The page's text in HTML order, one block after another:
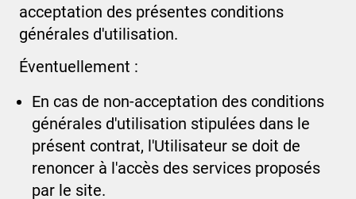
acceptation des présentes conditions
générales d'utilisation.
Éventuellement :
En cas de non-acceptation des conditions
générales d'utilisation stipulées dans le
présent contrat, l'Utilisateur se doit de
renoncer à l'accès des services proposés
par le site.